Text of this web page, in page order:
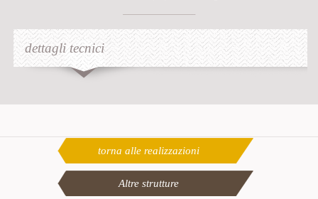
dettagli tecnici
torna alle realizzazioni
Altre strutture